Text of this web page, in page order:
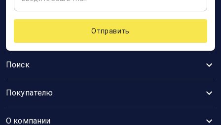
Поиск
Покупателю
О компании
Отправить